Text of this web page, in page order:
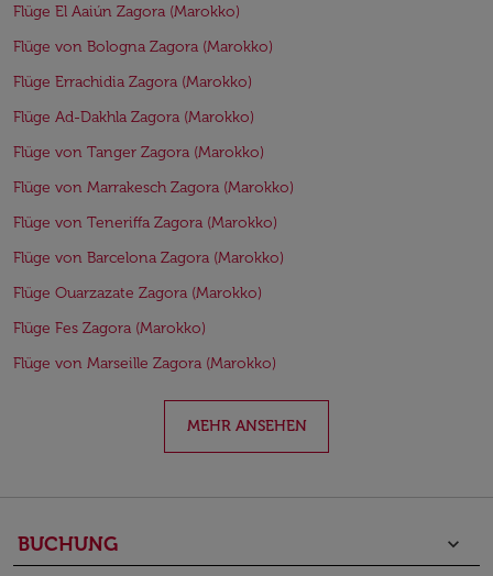
Flüge El Aaiún Zagora (Marokko)
Flüge von Bologna Zagora (Marokko)
Flüge Errachidia Zagora (Marokko)
Flüge Ad-Dakhla Zagora (Marokko)
Flüge von Tanger Zagora (Marokko)
Flüge von Marrakesch Zagora (Marokko)
Flüge von Teneriffa Zagora (Marokko)
Flüge von Barcelona Zagora (Marokko)
Flüge Ouarzazate Zagora (Marokko)
Flüge Fes Zagora (Marokko)
Flüge von Marseille Zagora (Marokko)
MEHR ANSEHEN
BUCHUNG keyboard_arrow_down